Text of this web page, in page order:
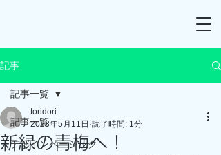
記事
記事一覧
デザインベーシック
記事一覧
新緑の青梅へ！
toridori
2023年5月11日 読了時間: 1分